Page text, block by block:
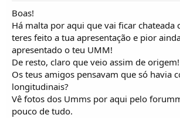
Boas!
Há malta por aqui que vai ficar chateada
teres feito a tua apresentação e pior
apresentado o teu UMM!
De resto, claro que veio assim de origem!
Os teus amigos pensavam que só havia
longitudinais?
Vê fotos dos Umms por aqui pelo
pouco de tudo.